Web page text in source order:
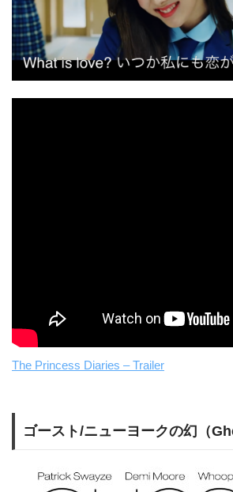
The Princess Diaries – Trailer
ゴースト/ニューヨークの幻（